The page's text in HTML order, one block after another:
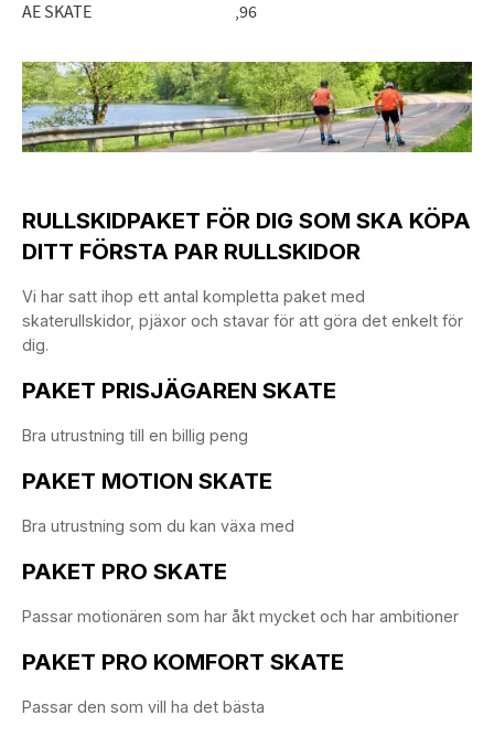
AE SKATE
,96
RULLSKIDPAKET FÖR DIG SOM SKA KÖPA
DITT FÖRSTA PAR RULLSKIDOR
Vi har satt ihop ett antal kompletta paket med
skaterullskidor, pjäxor och stavar för att göra det enkelt för
dig.
PAKET PRISJÄGAREN SKATE
Bra utrustning till en billig peng
PAKET MOTION SKATE
Bra utrustning som du kan växa med
PAKET PRO SKATE
Passar motionären som har åkt mycket och har ambitioner
PAKET PRO KOMFORT SKATE
Passar den som vill ha det bästa